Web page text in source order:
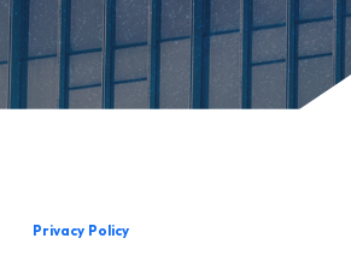
Privacy Policy